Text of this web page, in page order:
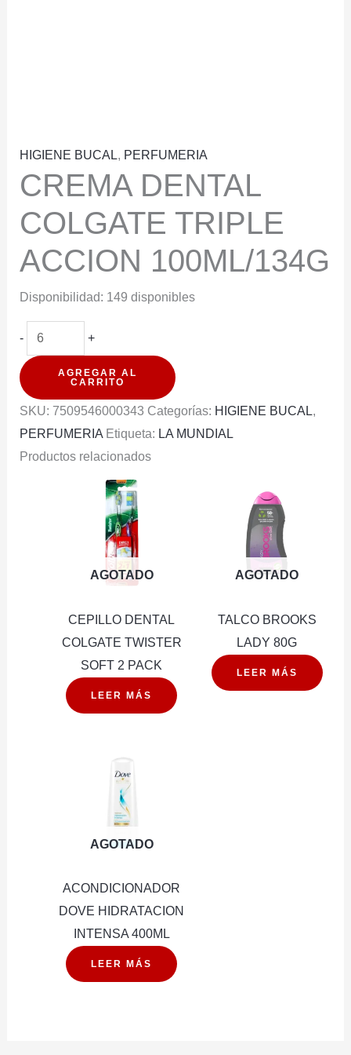
HIGIENE BUCAL, PERFUMERIA
CREMA DENTAL
COLGATE TRIPLE
ACCION 100ML/134G
Disponibilidad: 149 disponibles
-
CREMA
DENTAL
COLGATE
TRIPLE
+
AGREGAR AL
CARRITO
SKU: 7509546000343 Categorías: HIGIENE BUCAL,
PERFUMERIA Etiqueta: LA MUNDIAL
Productos relacionados
AGOTADO
CEPILLO DENTAL
COLGATE TWISTER
SOFT 2 PACK
LEER MÁS
AGOTADO
TALCO BROOKS
LADY 80G
LEER MÁS
AGOTADO
ACONDICIONADOR
DOVE HIDRATACION
INTENSA 400ML
LEER MÁS